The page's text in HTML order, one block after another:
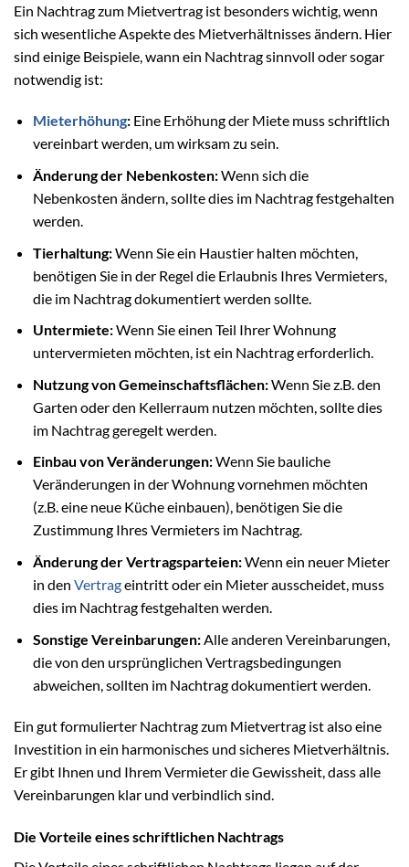
Ein Nachtrag zum Mietvertrag ist besonders wichtig, wenn
sich wesentliche Aspekte des Mietverhältnisses ändern. Hier
sind einige Beispiele, wann ein Nachtrag sinnvoll oder sogar
notwendig ist:
Mieterhöhung:Eine Erhöhung der Miete muss schriftlich
vereinbart werden, um wirksam zu sein.
Änderung der Nebenkosten:Wenn sich die
Nebenkosten ändern, sollte dies im Nachtrag festgehalten
werden.
Tierhaltung:Wenn Sie ein Haustier halten möchten,
benötigen Sie in der Regel die Erlaubnis Ihres Vermieters,
die im Nachtrag dokumentiert werden sollte.
Untermiete:Wenn Sie einen Teil Ihrer Wohnung
untervermieten möchten, ist ein Nachtrag erforderlich.
Nutzung von Gemeinschaftsflächen:Wenn Sie z.B. den
Garten oder den Kellerraum nutzen möchten, sollte dies
im Nachtrag geregelt werden.
Einbau von Veränderungen:Wenn Sie bauliche
Veränderungen in der Wohnung vornehmen möchten
(z.B. eine neue Küche einbauen), benötigen Sie die
Zustimmung Ihres Vermieters im Nachtrag.
Änderung der Vertragsparteien:Wenn ein neuer Mieter
in den Vertrageintritt oder ein Mieter ausscheidet, muss
dies im Nachtrag festgehalten werden.
Sonstige Vereinbarungen:Alle anderen Vereinbarungen,
die von den ursprünglichen Vertragsbedingungen
abweichen, sollten im Nachtrag dokumentiert werden.
Ein gut formulierter Nachtrag zum Mietvertrag ist also eine
Investition in ein harmonisches und sicheres Mietverhältnis.
Er gibt Ihnen und Ihrem Vermieter die Gewissheit, dass alle
Vereinbarungen klar und verbindlich sind.
Die Vorteile eines schriftlichen Nachtrags